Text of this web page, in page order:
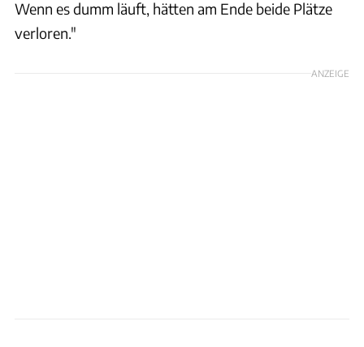
Wenn es dumm läuft, hätten am Ende beide Plätze
verloren."
ANZEIGE